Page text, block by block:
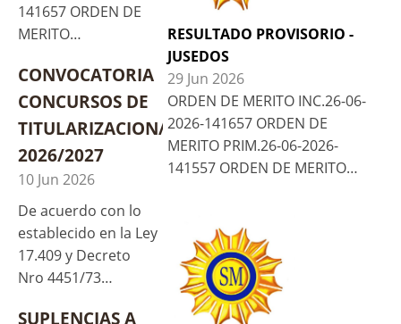
141657 ORDEN DE
MERITO…
CONVOCATORIA
CONCURSOS DE
TITULARIZACION/ACRECRECENTAMIENTO
2026/2027
10 Jun 2026
De acuerdo con lo
establecido en la Ley
17.409 y Decreto
Nro 4451/73…
SUPLENCIAS A
RESULTADO PROVISORIO -
JUSEDOS
29 Jun 2026
ORDEN DE MERITO INC.26-06-
2026-141657 ORDEN DE
MERITO PRIM.26-06-2026-
141557 ORDEN DE MERITO…